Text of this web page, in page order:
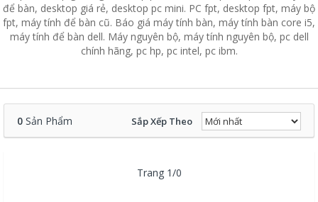
để bàn, desktop giá rẻ, desktop pc mini. PC fpt, desktop fpt, máy bộ
fpt, máy tính để bàn cũ. Báo giá máy tính bàn, máy tính bàn core i5,
máy tính để bàn dell. Máy nguyên bộ, máy tính nguyên bộ, pc dell
chính hãng, pc hp, pc intel, pc ibm.
0 Sản Phẩm Sắp Xếp Theo
Trang 1/0